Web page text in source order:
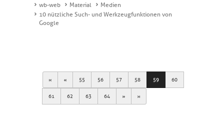
wb-web Material
Medien
10 nützliche Such- und Werkzeugfunktionen von
Google
First Previous
55 56 57 58 59 60
61 62 63 64 Next Last